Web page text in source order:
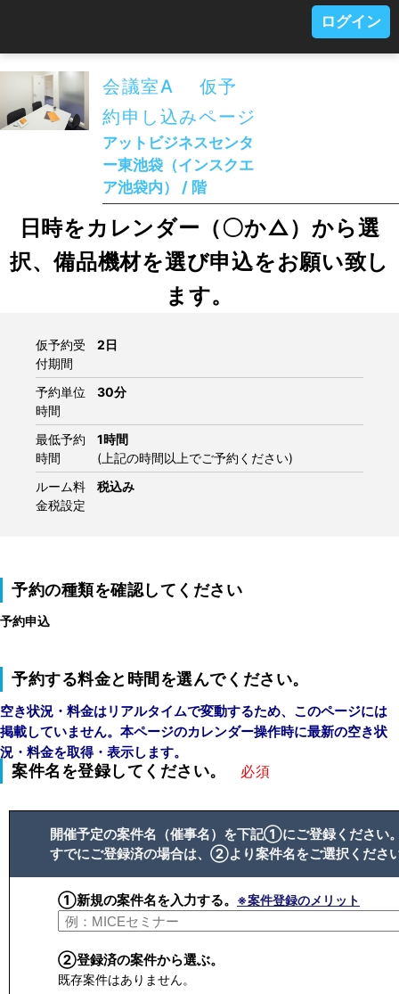
ログイン
会議室A 仮予
約申し込みページ
アットビジネスセンタ
ー東池袋（インスクエ
ア池袋内） / 階
日時をカレンダー（〇か△）から選
択、備品機材を選び申込をお願い致し
ます。
仮予約受
付期間
2日
予約単位
時間
30分
最低予約
時間
1時間
(上記の時間以上でご予約ください)
ルーム料
金税設定
税込み
予約の種類を確認してください
予約申込
予約する料金と時間を選んでください。
空き状況・料金はリアルタイムで変動するため、このページには
掲載していません。本ページのカレンダー操作時に最新の空き状
況・料金を取得・表示します。
案件名を登録してください。 必須
開催予定の案件名（催事名）を下記①にご登録ください
すでにご登録済の場合は、②より案件名をご選択くださ
①新規の案件名を入力する。 ※案件登録のメリット
②登録済の案件から選ぶ。
既存案件はありません。